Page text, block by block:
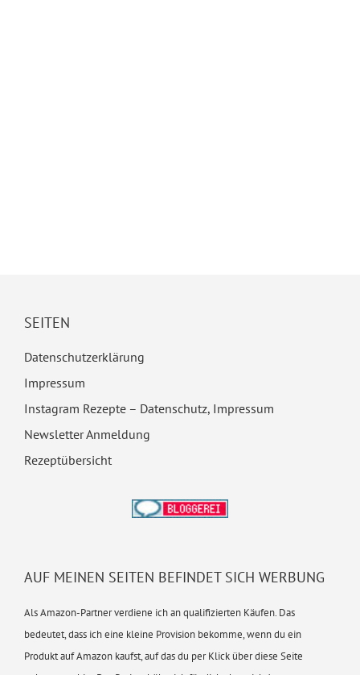
SEITEN
Datenschutzerklärung
Impressum
Instagram Rezepte – Datenschutz, Impressum
Newsletter Anmeldung
Rezeptübersicht
AUF MEINEN SEITEN BEFINDET SICH WERBUNG
Als Amazon-Partner verdiene ich an qualifizierten Käufen. Das
bedeutet, dass ich eine kleine Provision bekomme, wenn du ein
Produkt auf Amazon kaufst, auf das du per Klick über diese Seite